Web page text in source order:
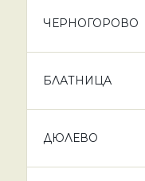
ЧЕРНОГОРОВО
БЛАТНИЦА
ДЮЛЕВО